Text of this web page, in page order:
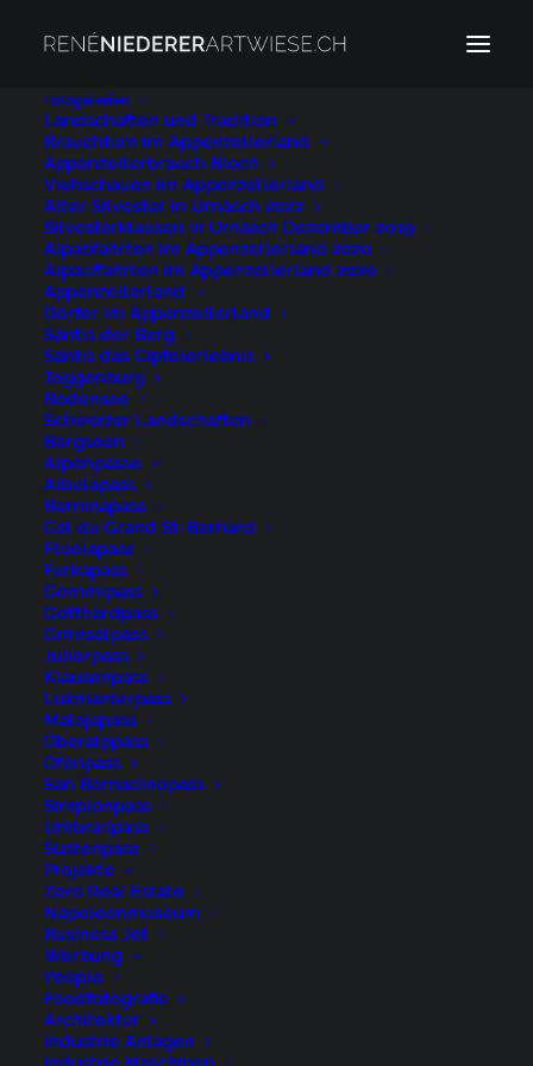
Fotogalerien
Landschaften und Tradition
Brauchtum im Appenzellerland
Appenzellerbrauch Bloch
Viehschauen im Appenzellerland
Alter Silvester in Urnäsch 2022
Silvesterklausen in Urnäsch Dezember 2019
Alpabfahrten im Appenzellerland 2020
Alpauffahrten im Appenzellerland 2020
Appenzellerland
Dörfer im Appenzellerland
Säntis der Berg
Säntis das Gipfelerlebnis
Toggenburg
Bodensee
Schweizer Landschaften
Bergseen
Alpenpässe
Albulapass
Berninapass
Col du Grand St-Bernard
Flüelapass
Furkapass
Gemmipass
Gotthardpass
Grimselpass
Julierpass
Klausenpass
Lukmanierpass
Malojapass
Oberalppass
Ofenpass
San Bernadinopass
Simplonpass
Umbrailpass
Sustenpass
Projekte
Zero Real Estate
Napoleonmuseum
Business Jet
Werbung
People
Foodfotografie
Architektur
Industrie Anlagen
Passwortgeschützte
Seite
Dieser Inhalt ist passwortgeschützt. Bitte geben Sie
Ihr Passwort ein, um ihn anzusehen:
René Niederer Fotografie
Nürigstrasse 4
CH 9107 Urnäsch
Switzerland
Phone: +41 79 262 46 52
niederer@artwiese.ch